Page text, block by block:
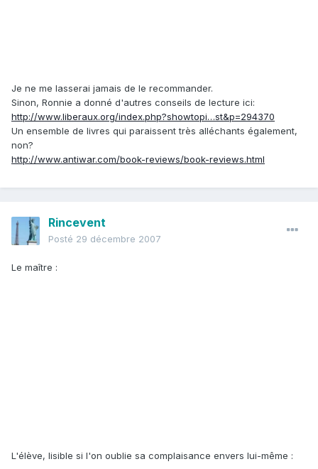
Je ne me lasserai jamais de le recommander.
Sinon, Ronnie a donné d'autres conseils de lecture ici:
http://www.liberaux.org/index.php?showtopi…st&p=294370
Un ensemble de livres qui paraissent très alléchants également,
non?
http://www.antiwar.com/book-reviews/book-reviews.html
Rincevent
Posté 29 décembre 2007
Le maître :
L'élève, lisible si l'on oublie sa complaisance envers lui-même :